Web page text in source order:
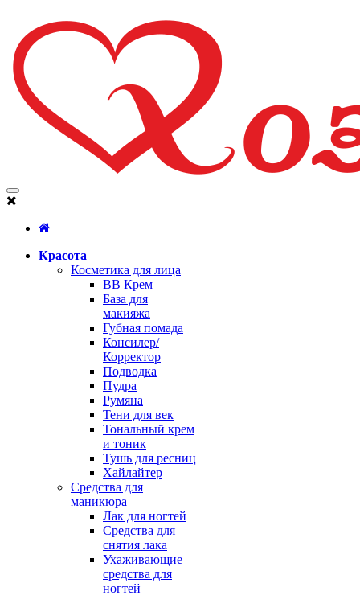
Красота
Косметика для лица
BB Крем
База для
макияжа
Губная помада
Консилер/
Корректор
Подводка
Пудра
Румяна
Тени для век
Тональный крем
и тоник
Тушь для ресниц
Хайлайтер
Средства для
маникюра
Лак для ногтей
Средства для
снятия лака
Ухаживающие
средства для
ногтей